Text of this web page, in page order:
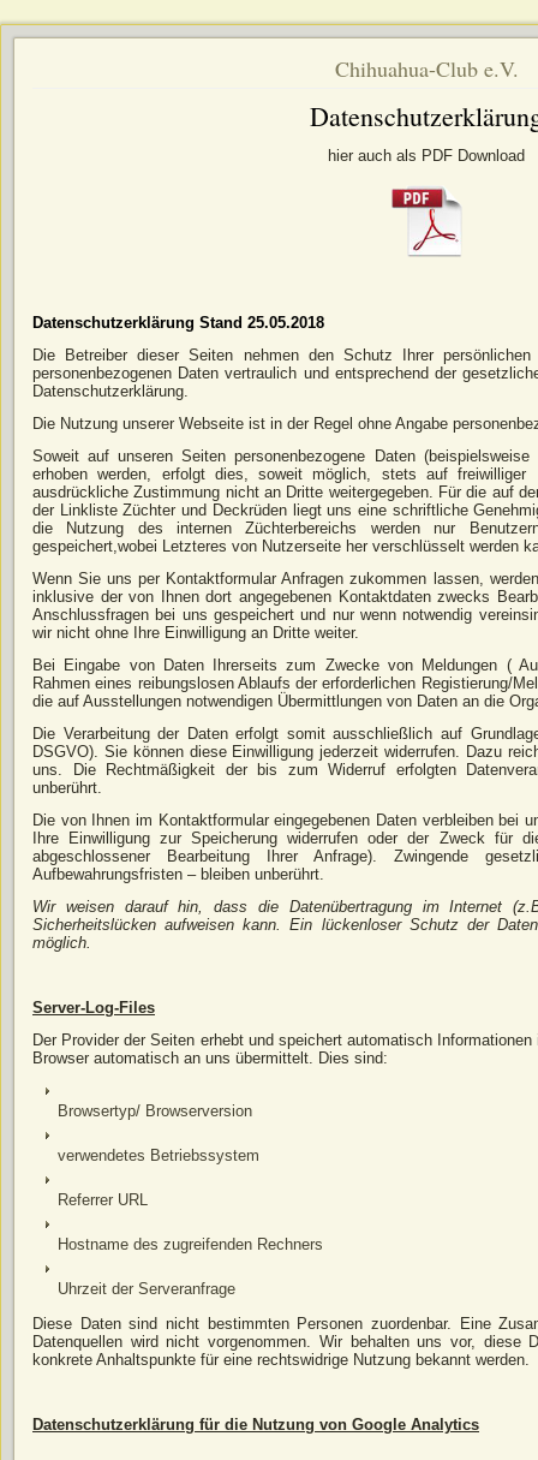
Chihuahua-Club e.V.
hier auch als PDF Download
Datenschutzerklärung Stand 25.05.2018
Die Betreiber dieser Seiten nehmen den Schutz Ihrer
personenbezogenen Daten vertraulich und entsprechend der
Datenschutzerklärung.
Die Nutzung unserer Webseite ist in der Regel ohne Angabe
Soweit auf unseren Seiten personenbezogene Daten
erhoben werden, erfolgt dies, soweit möglich, stets auf
ausdrückliche Zustimmung nicht an Dritte weitergegeben. Für die auf
der Linkliste Züchter und Deckrüden liegt uns eine schriftliche
die Nutzung des internen Züchterbereichs werden nur
gespeichert,wobei Letzteres von Nutzerseite her verschlüsselt werden
Wenn Sie uns per Kontaktformular Anfragen zukommen lassen,
inklusive der von Ihnen dort angegebenen Kontaktdaten zwecks
Anschlussfragen bei uns gespeichert und nur wenn notwendig
wir nicht ohne Ihre Einwilligung an Dritte weiter.
Bei Eingabe von Daten Ihrerseits zum Zwecke von Meldungen (
Rahmen eines reibungslosen Ablaufs der erforderlichen Registierung/
die auf Ausstellungen notwendigen Übermittlungen von Daten an die
Die Verarbeitung der Daten erfolgt somit ausschließlich auf
DSGVO). Sie können diese Einwilligung jederzeit widerrufen. Dazu
uns. Die Rechtmäßigkeit der bis zum Widerruf erfolgten
unberührt.
Die von Ihnen im Kontaktformular eingegebenen Daten verbleiben bei
Ihre Einwilligung zur Speicherung widerrufen oder der Zweck für
abgeschlossener Bearbeitung Ihrer Anfrage). Zwingende
Aufbewahrungsfristen – bleiben unberührt.
Wir weisen darauf hin, dass die Datenübertragung im Internet
Sicherheitslücken aufweisen kann. Ein lückenloser Schutz der
möglich.
Server-Log-Files
Der Provider der Seiten erhebt und speichert automatisch
Browser automatisch an uns übermittelt. Dies sind:
Browsertyp/ Browserversion
verwendetes Betriebssystem
Referrer URL
Hostname des zugreifenden Rechners
Uhrzeit der Serveranfrage
Diese Daten sind nicht bestimmten Personen zuordenbar. Eine
Datenquellen wird nicht vorgenommen. Wir behalten uns vor, diese
konkrete Anhaltspunkte für eine rechtswidrige Nutzung bekannt werden.
Datenschutzerklärung für die Nutzung von Google Analytics